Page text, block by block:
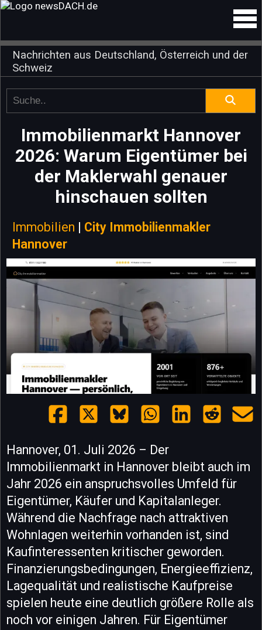
Nachrichten aus Deutschland, Österreich und der
Schweiz
Immobilienmarkt Hannover
2026: Warum Eigentümer bei
der Maklerwahl genauer
hinschauen sollten
Immobilien | City Immobilienmakler
Hannover
Hannover, 01. Juli 2026 – Der
Immobilienmarkt in Hannover bleibt auch im
Jahr 2026 ein anspruchsvolles Umfeld für
Eigentümer, Käufer und Kapitalanleger.
Während die Nachfrage nach attraktiven
Wohnlagen weiterhin vorhanden ist, sind
Kaufinteressenten kritischer geworden.
Finanzierungsbedingungen, Energieeffizienz,
Lagequalität und realistische Kaufpreise
spielen heute eine deutlich größere Rolle als
noch vor einigen Jahren. Für Eigentümer